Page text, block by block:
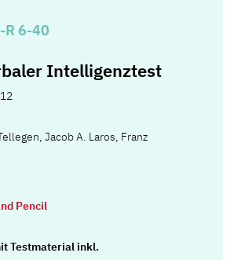
R 6-40
Intelligenztest
,Jacob A. Laros, Franz
Pencil
Testmaterial inkl.